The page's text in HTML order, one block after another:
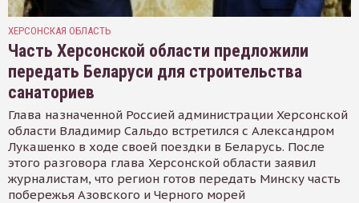
ХЕРСОНСКАЯ ОБЛАСТЬ
Часть Херсонской области предложили
передать Беларуси для строительства
санаториев
Глава назначенной Россией администрации Херсонской
области Владимир Сальдо встретился с Александром
Лукашенко в ходе своей поездки в Беларусь. После
этого разговора глава Херсонской области заявил
журналистам, что регион готов передать Минску часть
побережья Азовского и Черного морей